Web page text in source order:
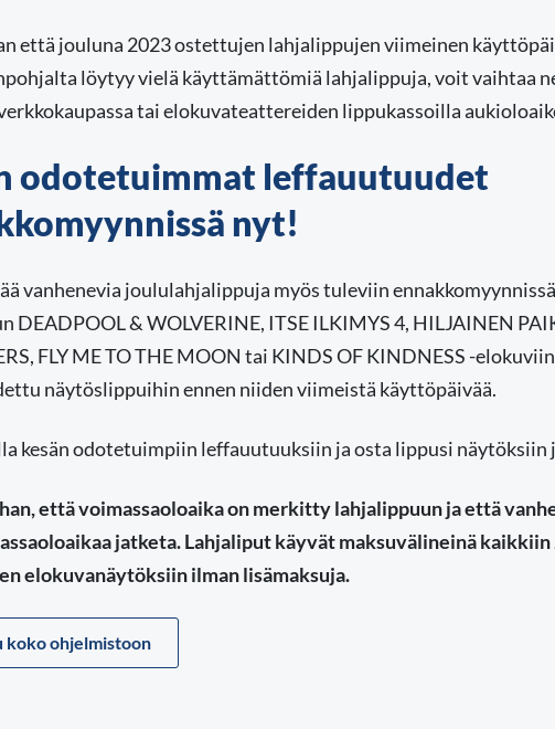
että jouluna 2023 ostettujen lahjalippujen viimeinen
löytyy vielä käyttämättömiä lahjalippuja, voit vaihtaa
tai elokuvateattereiden lippukassoilla
odotetuimmat leffauutuudet
nyt!
vanhenevia joululahjalippuja myös tuleviin
DEADPOOL & WOLVERINE, ITSE ILKIMYS 4, HILJAINEN
FLY ME TO THE MOON tai KINDS OF KINDNESS -
näytöslippuihin ennen niiden viimeistä käyttöpäivää.
kesän odotetuimpiin leffauutuuksiin ja osta lippusi näytöksiin
että voimassaoloaika on merkitty lahjalippuun ja että
jatketa. Lahjaliput käyvät maksuvälineinä kaikkiin
elokuvanäytöksiin ilman lisämaksuja.
koko ohjelmistoon